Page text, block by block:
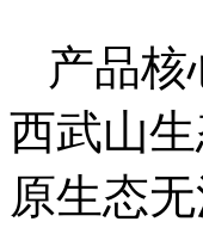
产品
西武山
原生态